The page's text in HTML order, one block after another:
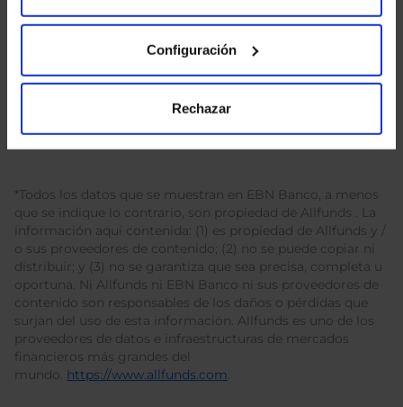
Configuración
Rechazar
*Todos los datos que se muestran en EBN Banco, a menos
que se indique lo contrario, son propiedad de Allfunds . La
información aquí contenida: (1) es propiedad de Allfunds y /
o sus proveedores de contenido; (2) no se puede copiar ni
distribuir; y (3) no se garantiza que sea precisa, completa u
oportuna. Ni Allfunds ni EBN Banco ni sus proveedores de
contenido son responsables de los daños o pérdidas que
surjan del uso de esta información. Allfunds es uno de los
proveedores de datos e infraestructuras de mercados
financieros más grandes del
mundo. https://www.allfunds.com.